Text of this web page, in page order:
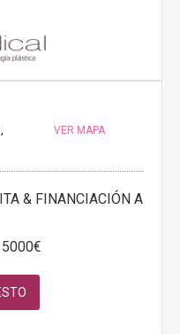
VER MAPA
& FINANCIACIÓN A